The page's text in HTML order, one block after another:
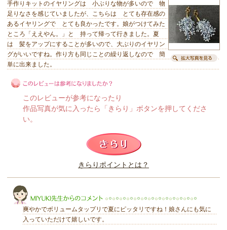
手作りキットのイヤリングは 小ぶりな物が多いので 物
足りなさを感じていましたが、こちらは とても存在感の
あるイヤリングで とても良かったです。娘がつけてみた
ところ「ええやん。」と 持って帰って行きました。夏
は 髪をアップにすることが多いので、大ぶりのイヤリン
グがいいですね。作り方も同じことの繰り返しなので 簡
単に出来ました。
このレビューは参考になりましたか？
このレビューが参考になったり
作品写真が気に入ったら「きらり」ボタンを押してくださ
い。
きらりポイントとは？
爽やかでボリュームタップリで夏にピッタリですね！娘さんにも気に
入っていただけて嬉しいです。